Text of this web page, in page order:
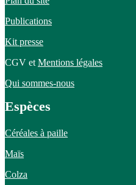
Publications
Kit presse
CGV et Mentions légales
Qui sommes-nous
Espèces
Céréales à paille
Maïs
Colza